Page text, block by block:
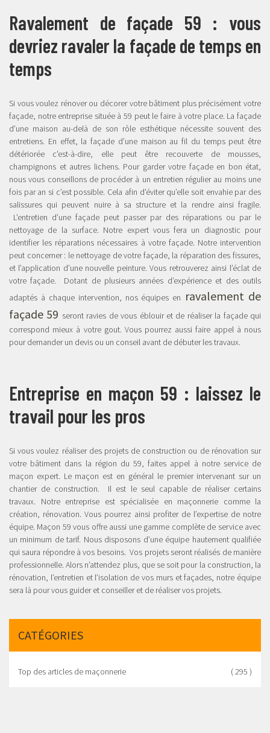
Ravalement de façade 59 : vous
devriez ravaler la façade de temps en
temps
Si vous voulez rénover ou décorer votre bâtiment plus précisément votre
façade, notre entreprise située à 59 peut le faire à votre place. La façade
d’une maison au-delà de son rôle esthétique nécessite souvent des
entretiens. En effet, la façade d’une maison au fil du temps peut être
détériorée c'est-à-dire, elle peut être recouverte de mousses,
champignons et autres lichens. Pour garder votre façade en bon état,
nous vous conseillons de procéder à un entretien régulier au moins une
fois par an si c’est possible. Cela afin d’éviter qu’elle soit envahie par des
salissures qui peuvent nuire à sa structure et la rendre ainsi fragile.
L’entretien d’une façade peut passer par des réparations ou par le
nettoyage de la surface. Notre expert vous fera un diagnostic pour
identifier les réparations nécessaires à votre façade. Notre intervention
peut concerner : le nettoyage de votre façade, la réparation des fissures,
et l’application d’une nouvelle peinture. Vous retrouverez ainsi l’éclat de
votre façade. Dotant de plusieurs années d’expérience et des outils
adaptés à chaque intervention, nos équipes en ravalement de
façade 59 seront ravies de vous éblouir et de réaliser la façade qui
correspond mieux à votre gout. Vous pourrez aussi faire appel à nous
pour demander un devis ou un conseil avant de débuter les travaux.
Entreprise en maçon 59 : laissez le
travail pour les pros
Si vous voulez réaliser des projets de construction ou de rénovation sur
votre bâtiment dans la région du 59, faites appel à notre service de
maçon expert. Le maçon est en général le premier intervenant sur un
chantier de construction. Il est le seul capable de réaliser certains
travaux. Notre entreprise est spécialisée en maçonnerie comme la
création, rénovation. Vous pourrez ainsi profiter de l’expertise de notre
équipe. Maçon 59 vous offre aussi une gamme complète de service avec
un minimum de tarif. Nous disposons d’une équipe hautement qualifiée
qui saura répondre à vos besoins. Vos projets seront réalisés de manière
professionnelle. Alors n’attendez plus, que se soit pour la construction, la
rénovation, l’entretien et l’isolation de vos murs et façades, notre équipe
sera là pour vous guider et conseiller et de réaliser vos projets.
CATÉGORIES
Top des articles de maçonnerie ( 295 )